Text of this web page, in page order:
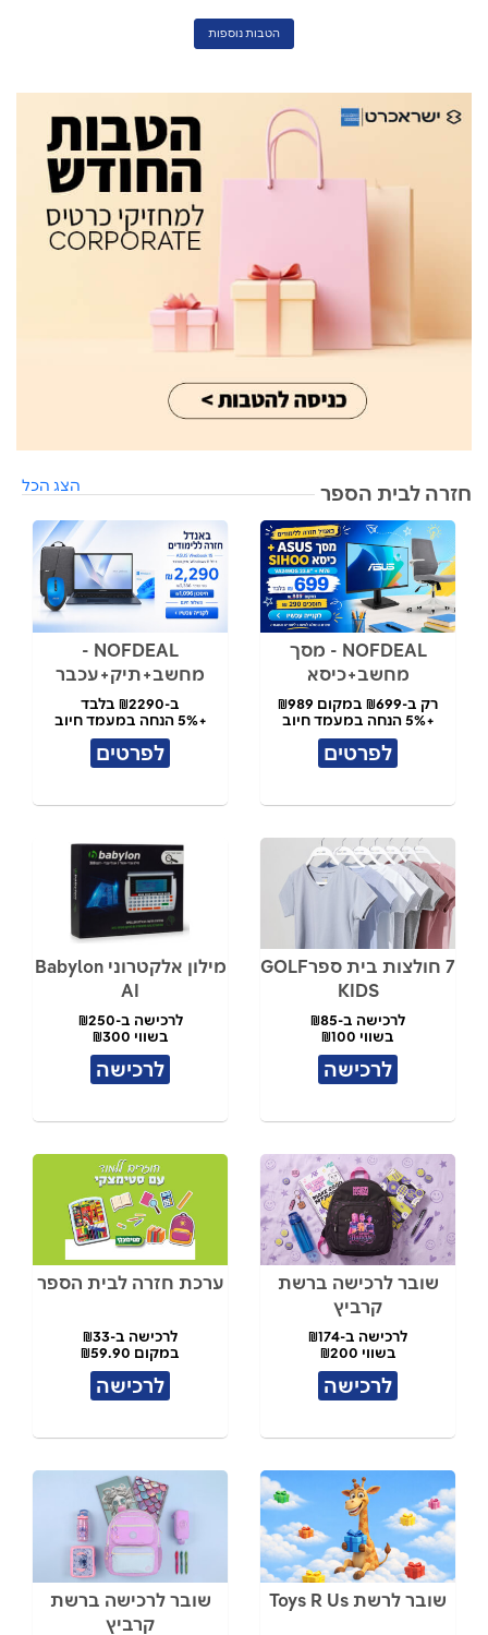
הטבות נוספות
חזרה לבית הספר הצג הכל
NOFDEAL - מסך
מחשב+כיסא
רק ב-₪699 במקום ₪989
+5% הנחה במעמד חיוב
לפרטים
NOFDEAL -
מחשב+תיק+עכבר
ב-₪2290 בלבד
+5% הנחה במעמד חיוב
לפרטים
7 חולצות בית ספרGOLF
KIDS
לרכישה ב-₪85
בשווי ₪100
לרכישה
מילון אלקטרוני Babylon
AI
לרכישה ב-₪250
בשווי ₪300
לרכישה
שובר לרכישה ברשת
קרביץ
לרכישה ב-₪174
בשווי ₪200
לרכישה
ערכת חזרה לבית הספר
לרכישה ב-₪33
במקום ₪59.90
לרכישה
שובר לרשת Toys R Us
שובר לרכישה ברשת
קרביץ